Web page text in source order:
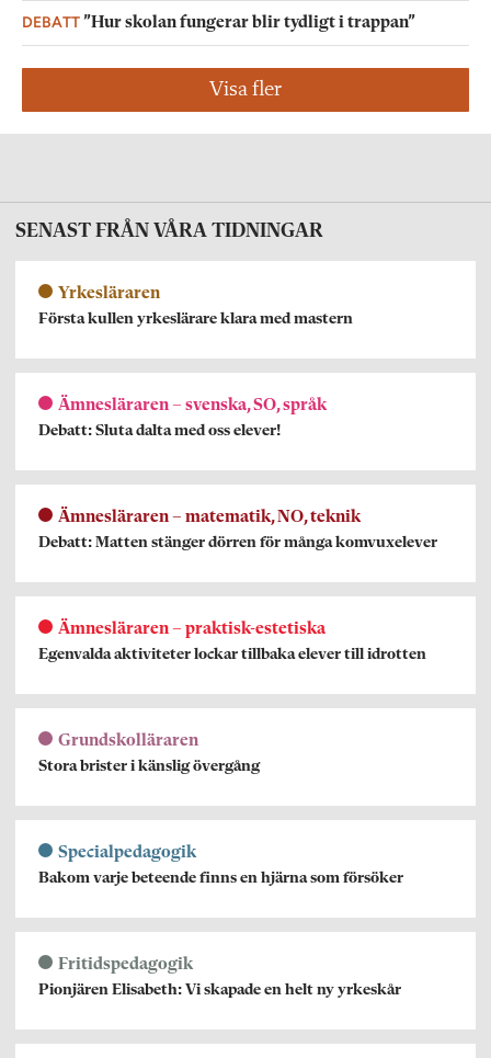
DEBATT”Hur skolan fungerar blir tydligt i trappan”
Visa fler
SENAST FRÅN VÅRA TIDNINGAR
Yrkesläraren
Första kullen yrkeslärare klara med mastern
Ämnesläraren – svenska, SO, språk
Debatt: Sluta dalta med oss elever!
Ämnesläraren – matematik, NO, teknik
Debatt: Matten stänger dörren för många komvuxelever
Ämnesläraren – praktisk-estetiska
Egenvalda aktiviteter lockar tillbaka elever till idrotten
Grundskolläraren
Stora brister i känslig övergång
Specialpedagogik
Bakom varje beteende finns en hjärna som försöker
Fritidspedagogik
Pionjären Elisabeth: Vi skapade en helt ny yrkeskår